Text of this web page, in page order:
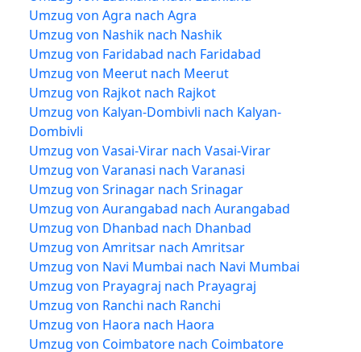
Umzug von Agra nach Agra
Umzug von Nashik nach Nashik
Umzug von Faridabad nach Faridabad
Umzug von Meerut nach Meerut
Umzug von Rajkot nach Rajkot
Umzug von Kalyan-Dombivli nach Kalyan-
Dombivli
Umzug von Vasai-Virar nach Vasai-Virar
Umzug von Varanasi nach Varanasi
Umzug von Srinagar nach Srinagar
Umzug von Aurangabad nach Aurangabad
Umzug von Dhanbad nach Dhanbad
Umzug von Amritsar nach Amritsar
Umzug von Navi Mumbai nach Navi Mumbai
Umzug von Prayagraj nach Prayagraj
Umzug von Ranchi nach Ranchi
Umzug von Haora nach Haora
Umzug von Coimbatore nach Coimbatore